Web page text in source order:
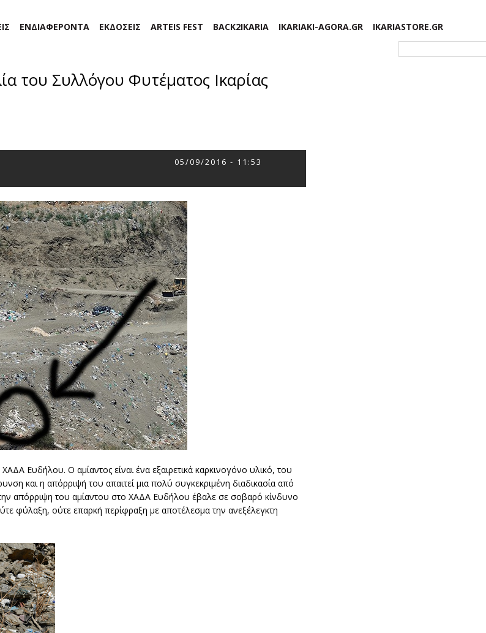
ΕΝΔΙΑΦΕΡΟΝΤΑ ΕΚΔΟΣΕΙΣ ARTEIS FEST BACK2IKARIA IKARIAKI-AGORA.GR
IKARIASTORE.GR
του Συλλόγου Φυτέματος Ικαρίας
05/09/2016 - 11:53
Ευδήλου. Ο αμίαντος είναι ένα εξαιρετικά καρκινογόνο υλικό, του
και η απόρριψή του απαιτεί μια πολύ συγκεκριμένη διαδικασία από
απόρριψη του αμίαντου στο ΧΑΔΑ Ευδήλου έβαλε σε σοβαρό κίνδυνο
φύλαξη, ούτε επαρκή περίφραξη με αποτέλεσμα την ανεξέλεγκτη